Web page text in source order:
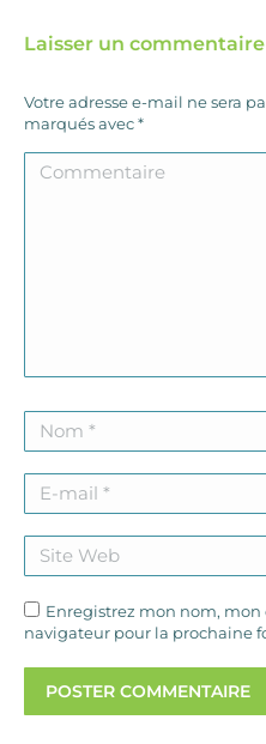
Laisser un commentaire
Votre adresse e-mail ne sera
marqués avec*
Commentaire
Nom *
E-mail *
Site Web
Enregistrez mon nom,
navigateur pour la prochaine
POSTER COMMENTAIRE